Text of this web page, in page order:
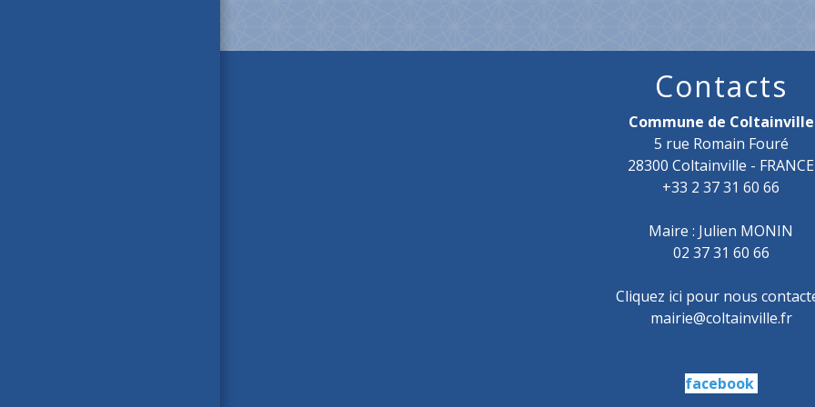
Contacts
Commune de Coltainville
5 rue Romain Fouré
28300 Coltainville - FRANCE
+33 2 37 31 60 66
Maire : Julien MONIN
02 37 31 60 66
Cliquez ici pour nous
mairie@coltainville.fr
facebook